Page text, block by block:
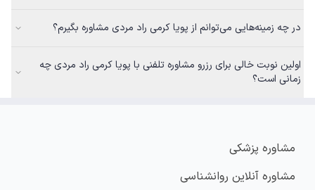
در چه زمینه‌هایی می‌توانم از پویا کرمی راد مردی مشاوره بگیرم؟
اولین نوبت خالی برای رزرو مشاوره تلفنی با پویا کرمی راد مردی چه
زمانی است؟
مشاوره پزشکی
مشاوره آنلاین روانشناسی